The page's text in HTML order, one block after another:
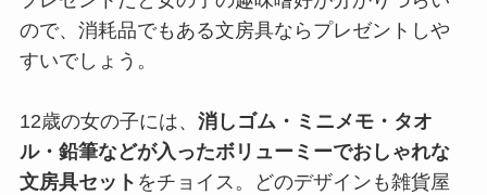
ので、消耗品でもある文房具ならプレゼントしや
すいでしょう。
12歳の女の子には、 消しゴム・ミニメモ・タオ
ル・鉛筆などが入ったボリューミーでおしゃれな
文房具セット をチョイス。どのデザインも雑貨屋